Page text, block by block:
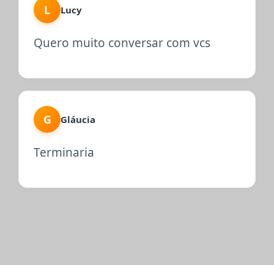
L Lucy
Quero muito conversar com vcs
G Gláucia
Terminaria